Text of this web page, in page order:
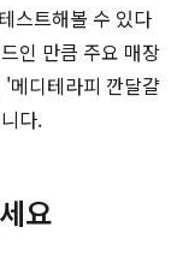
스트해볼 수 있다
인 만큼 주요 매장
메디테라피 깐달걀
다.
요